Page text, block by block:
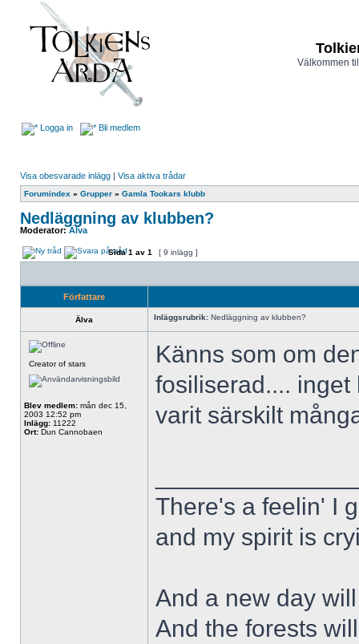
Välkommen
Logga in Bli medlem
Visa obesvarade inlägg | Visa aktiva trådar
Forumindex » Grupper » Gamla Tookars klubb
Nedläggning av klubben?
Moderator:Älva
Sida1 av 1 [ 9 inlägg ]
Författare
Älva Inläggsrubrik: Nedläggning av klubben?
Creator of stars
Blev medlem: mån dec 15,
2003 12:52 pm
Inlägg: 11222
Ort: Dun Cannobaen
Känns som om
fosiliserad.... inget
varit särskilt
There's a feelin' I
and my spirit is
And a new day
And the forests